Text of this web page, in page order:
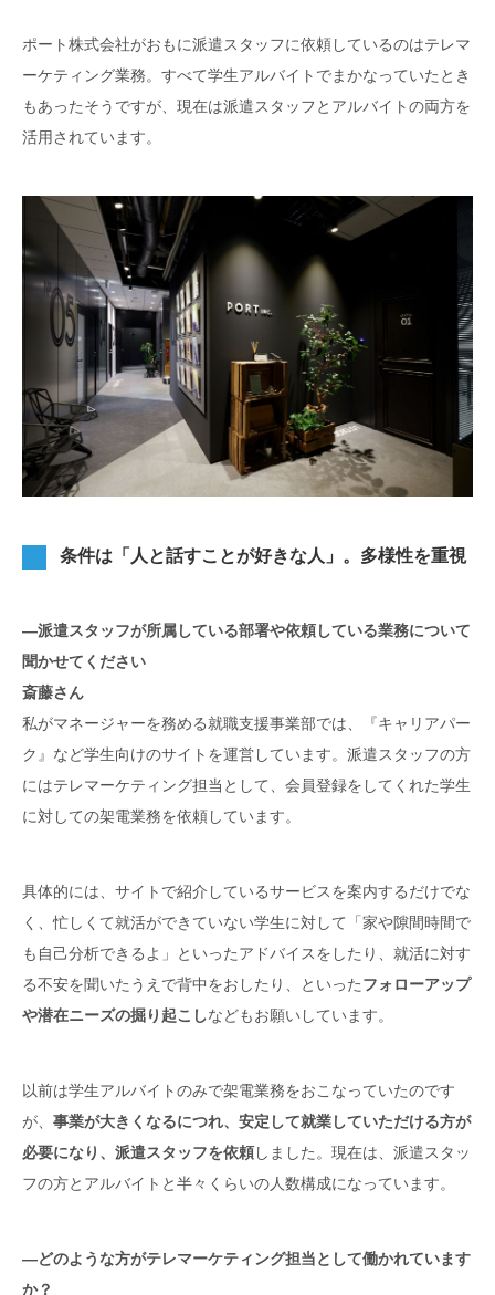
ポート株式会社がおもに派遣スタッフに依頼しているのはテレマ
ーケティング業務。すべて学生アルバイトでまかなっていたとき
もあったそうですが、現在は派遣スタッフとアルバイトの両方を
活用されています。
条件は「人と話すことが好きな人」。多様性を重視
―派遣スタッフが所属している部署や依頼している業務について
聞かせてください
斎藤さん
私がマネージャーを務める就職支援事業部では、『キャリアパー
ク』など学生向けのサイトを運営しています。派遣スタッフの方
にはテレマーケティング担当として、会員登録をしてくれた学生
に対しての架電業務を依頼しています。
具体的には、サイトで紹介しているサービスを案内するだけでな
く、忙しくて就活ができていない学生に対して「家や隙間時間で
も自己分析できるよ」といったアドバイスをしたり、就活に対す
る不安を聞いたうえで背中をおしたり、といったフォローアップ
や潜在ニーズの掘り起こしなどもお願いしています。
以前は学生アルバイトのみで架電業務をおこなっていたのです
が、 事業が大きくなるにつれ、安定して就業していただける方が
必要になり、派遣スタッフを依頼しました。現在は、派遣スタッ
フの方とアルバイトと半々くらいの人数構成になっています。
―どのような方がテレマーケティング担当として働かれています
か？